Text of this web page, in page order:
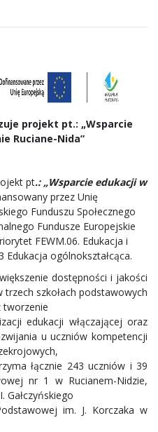
projekt pt.: „Wsparcie
Ruciane-Nida”
pt.: „Wsparcie edukacji w
przez Unię
Funduszu Społecznego
Fundusze Europejskie
FEWM.06. Edukacja i
Edukacja ogólnokształcąca.
dostępności i jakości
szkołach podstawowych
tworzenie
edukacji włączającej oraz
u uczniów kompetencji
łącznie 243 uczniów i 39
nr 1 w Rucianem-Nidzie,
Gałczyńskiego
im. J. Korczaka w